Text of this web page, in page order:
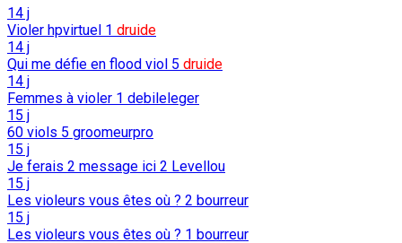
14 j
Violer hpvirtuel 1 druide
14 j
Qui me défie en flood viol 5 druide
14 j
Femmes à violer 1 debileleger
15 j
60 viols 5 groomeurpro
15 j
Je ferais 2 message ici 2 Levellou
15 j
Les violeurs vous êtes où ? 2 bourreur
15 j
Les violeurs vous êtes où ? 1 bourreur